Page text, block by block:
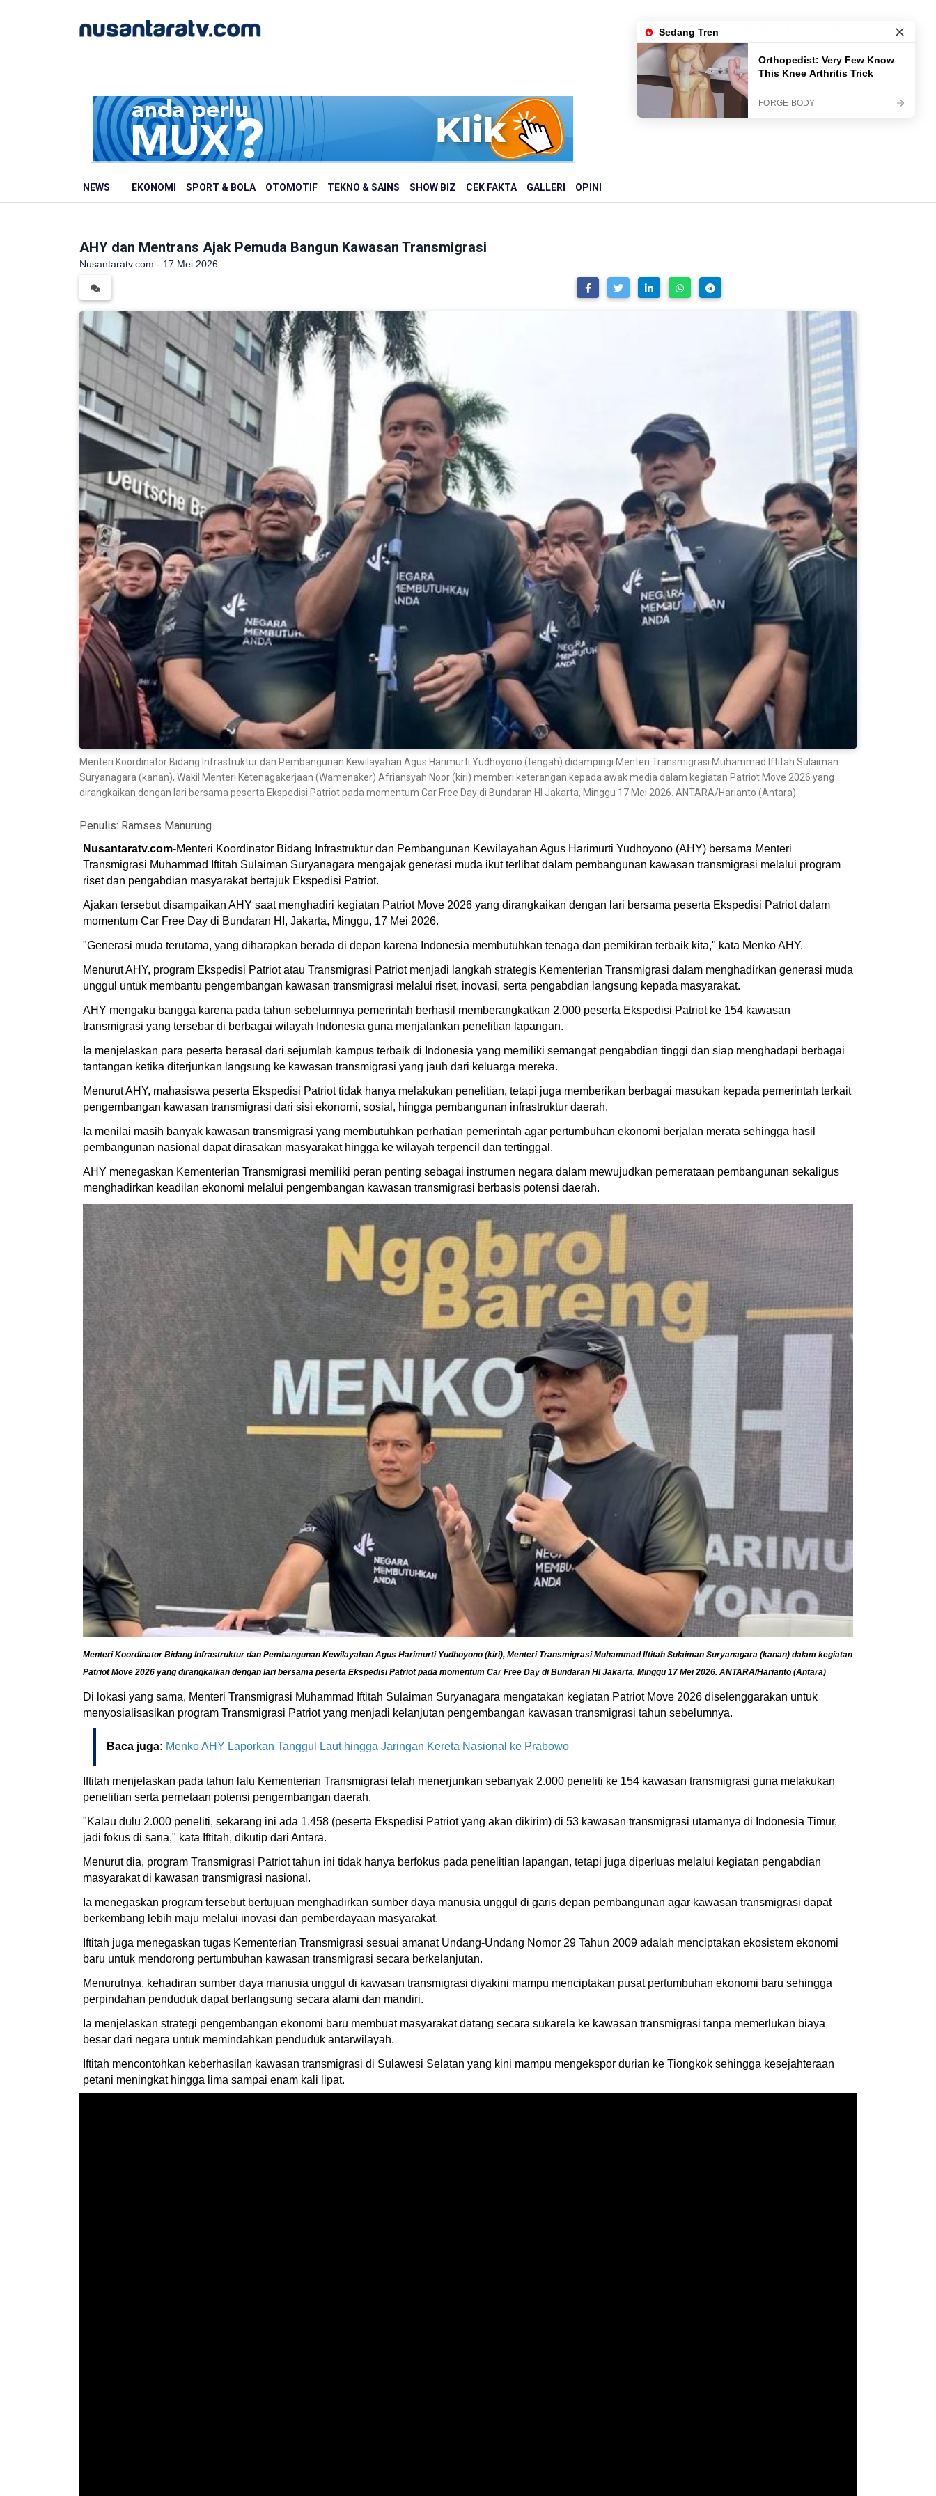
NEWS EKONOMI SPORT & BOLA OTOMOTIF TEKNO & SAINS SHOW BIZ CEK FAKTA GALLERI OPINI
AHY dan Mentrans Ajak Pemuda Bangun Kawasan Transmigrasi
Nusantaratv.com - 17 Mei 2026
Menteri Koordinator Bidang Infrastruktur dan Pembangunan Kewilayahan Agus Harimurti Yudhoyono (tengah) didampingi Menteri Transmigrasi Muhammad Iftitah Sulaiman
Suryanagara (kanan), Wakil Menteri Ketenagakerjaan (Wamenaker) Afriansyah Noor (kiri) memberi keterangan kepada awak media dalam kegiatan Patriot Move 2026 yang
dirangkaikan dengan lari bersama peserta Ekspedisi Patriot pada momentum Car Free Day di Bundaran HI Jakarta, Minggu 17 Mei 2026. ANTARA/Harianto (Antara)
Penulis: Ramses Manurung
Nusantaratv.com-Menteri Koordinator Bidang Infrastruktur dan Pembangunan Kewilayahan Agus Harimurti Yudhoyono (AHY) bersama Menteri
Transmigrasi Muhammad Iftitah Sulaiman Suryanagara mengajak generasi muda ikut terlibat dalam pembangunan kawasan transmigrasi melalui program
riset dan pengabdian masyarakat bertajuk Ekspedisi Patriot.
Ajakan tersebut disampaikan AHY saat menghadiri kegiatan Patriot Move 2026 yang dirangkaikan dengan lari bersama peserta Ekspedisi Patriot dalam
momentum Car Free Day di Bundaran HI, Jakarta, Minggu, 17 Mei 2026.
"Generasi muda terutama, yang diharapkan berada di depan karena Indonesia membutuhkan tenaga dan pemikiran terbaik kita," kata Menko AHY.
Menurut AHY, program Ekspedisi Patriot atau Transmigrasi Patriot menjadi langkah strategis Kementerian Transmigrasi dalam menghadirkan generasi muda
unggul untuk membantu pengembangan kawasan transmigrasi melalui riset, inovasi, serta pengabdian langsung kepada masyarakat.
AHY mengaku bangga karena pada tahun sebelumnya pemerintah berhasil memberangkatkan 2.000 peserta Ekspedisi Patriot ke 154 kawasan
transmigrasi yang tersebar di berbagai wilayah Indonesia guna menjalankan penelitian lapangan.
Ia menjelaskan para peserta berasal dari sejumlah kampus terbaik di Indonesia yang memiliki semangat pengabdian tinggi dan siap menghadapi berbagai
tantangan ketika diterjunkan langsung ke kawasan transmigrasi yang jauh dari keluarga mereka.
Menurut AHY, mahasiswa peserta Ekspedisi Patriot tidak hanya melakukan penelitian, tetapi juga memberikan berbagai masukan kepada pemerintah terkait
pengembangan kawasan transmigrasi dari sisi ekonomi, sosial, hingga pembangunan infrastruktur daerah.
Ia menilai masih banyak kawasan transmigrasi yang membutuhkan perhatian pemerintah agar pertumbuhan ekonomi berjalan merata sehingga hasil
pembangunan nasional dapat dirasakan masyarakat hingga ke wilayah terpencil dan tertinggal.
AHY menegaskan Kementerian Transmigrasi memiliki peran penting sebagai instrumen negara dalam mewujudkan pemerataan pembangunan sekaligus
menghadirkan keadilan ekonomi melalui pengembangan kawasan transmigrasi berbasis potensi daerah.
Menteri Koordinator Bidang Infrastruktur dan Pembangunan Kewilayahan Agus Harimurti Yudhoyono (kiri), Menteri Transmigrasi Muhammad Iftitah Sulaiman Suryanagara (kanan) dalam kegiatan
Patriot Move 2026 yang dirangkaikan dengan lari bersama peserta Ekspedisi Patriot pada momentum Car Free Day di Bundaran HI Jakarta, Minggu 17 Mei 2026. ANTARA/Harianto (Antara)
Di lokasi yang sama, Menteri Transmigrasi Muhammad Iftitah Sulaiman Suryanagara mengatakan kegiatan Patriot Move 2026 diselenggarakan untuk
menyosialisasikan program Transmigrasi Patriot yang menjadi kelanjutan pengembangan kawasan transmigrasi tahun sebelumnya.
Baca juga: Menko AHY Laporkan Tanggul Laut hingga Jaringan Kereta Nasional ke Prabowo
Iftitah menjelaskan pada tahun lalu Kementerian Transmigrasi telah menerjunkan sebanyak 2.000 peneliti ke 154 kawasan transmigrasi guna melakukan
penelitian serta pemetaan potensi pengembangan daerah.
"Kalau dulu 2.000 peneliti, sekarang ini ada 1.458 (peserta Ekspedisi Patriot yang akan dikirim) di 53 kawasan transmigrasi utamanya di Indonesia Timur,
jadi fokus di sana," kata Iftitah, dikutip dari Antara.
Menurut dia, program Transmigrasi Patriot tahun ini tidak hanya berfokus pada penelitian lapangan, tetapi juga diperluas melalui kegiatan pengabdian
masyarakat di kawasan transmigrasi nasional.
Ia menegaskan program tersebut bertujuan menghadirkan sumber daya manusia unggul di garis depan pembangunan agar kawasan transmigrasi dapat
berkembang lebih maju melalui inovasi dan pemberdayaan masyarakat.
Iftitah juga menegaskan tugas Kementerian Transmigrasi sesuai amanat Undang-Undang Nomor 29 Tahun 2009 adalah menciptakan ekosistem ekonomi
baru untuk mendorong pertumbuhan kawasan transmigrasi secara berkelanjutan.
Menurutnya, kehadiran sumber daya manusia unggul di kawasan transmigrasi diyakini mampu menciptakan pusat pertumbuhan ekonomi baru sehingga
perpindahan penduduk dapat berlangsung secara alami dan mandiri.
Ia menjelaskan strategi pengembangan ekonomi baru membuat masyarakat datang secara sukarela ke kawasan transmigrasi tanpa memerlukan biaya
besar dari negara untuk memindahkan penduduk antarwilayah.
Iftitah mencontohkan keberhasilan kawasan transmigrasi di Sulawesi Selatan yang kini mampu mengekspor durian ke Tiongkok sehingga kesejahteraan
petani meningkat hingga lima sampai enam kali lipat.